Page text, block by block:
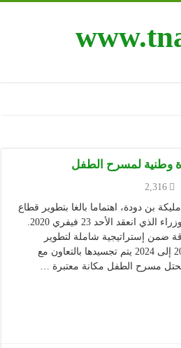
وطنية لمسرح الطفل
2,316
بن دودة، اهتماما بالغا بتطوير قطاع
المسرح وذلك خلال مجلس الوزراء الذي انعقد الأحد 23 فيفري 2020.
ضمن إستراتيجية شاملة لتطوير
الثقافة الجزائرية يمتد من 2020 إلى 2024 يتم تجسيدها بالتعاون مع
مسرح الطفل مكانة معتبرة …